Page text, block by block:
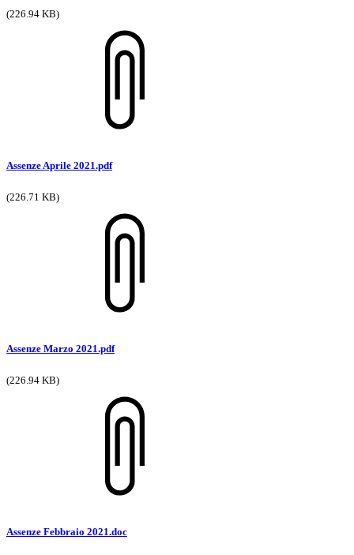
(226.94 KB)
Assenze Aprile 2021.pdf
(226.71 KB)
Assenze Marzo 2021.pdf
(226.94 KB)
Assenze Febbraio 2021.doc